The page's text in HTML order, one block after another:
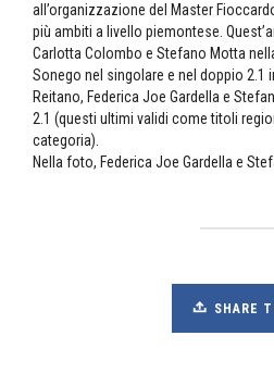
all’organizzazione del Master
più ambiti a livello piemontese.
Carlotta Colombo e Stefano Motta
Sonego nel singolare e nel doppio 2.1
Reitano, Federica Joe Gardella e
2.1 (questi ultimi validi come titoli
categoria).
Nella foto, Federica Joe Gardella e
SHARE